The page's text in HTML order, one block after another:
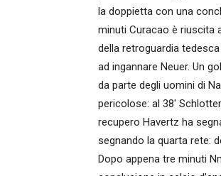
la doppietta con una
minuti Curacao è riuscita
della retroguardia
ad ingannare Neuer. Un
da parte degli uomini di
pericolose: al 38′
recupero Havertz ha
segnando la quarta rete:
Dopo appena tre minuti